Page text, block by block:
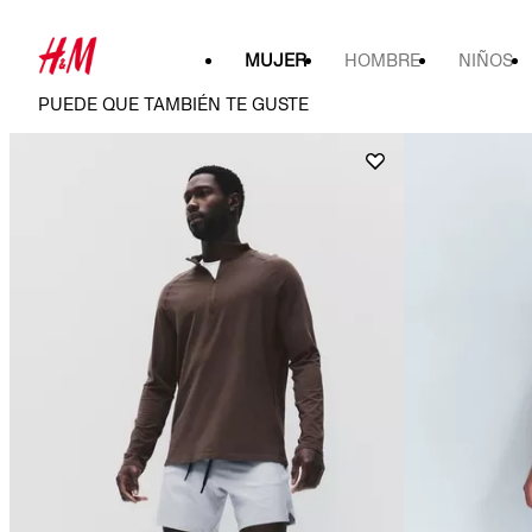
MUJER HOMBRE NIÑOS
PUEDE QUE TAMBIÉN TE GUSTE